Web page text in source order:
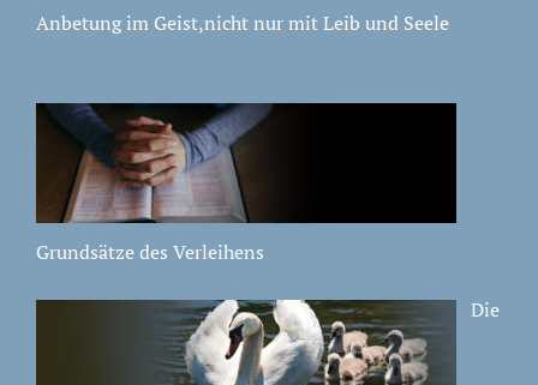
Anbetung im Geist,nicht nur mit Leib und Seele
Grundsätze des Verleihens
Die